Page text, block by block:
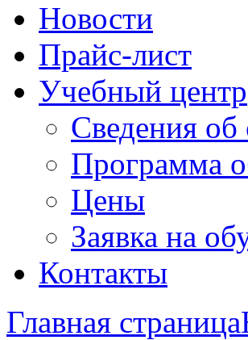
Новости
Прайс-лист
Учебный центр
Сведения об
Программа
Цены
Заявка на
Контакты
Главная страница